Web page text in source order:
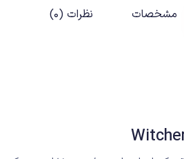
مشخصات نظرات (۰)